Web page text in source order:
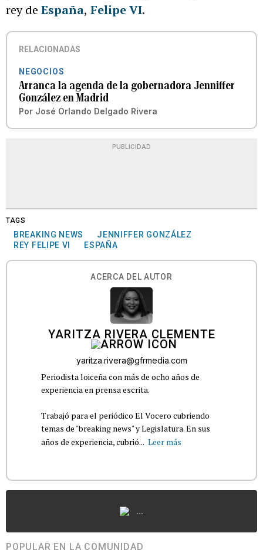
rey de España, Felipe VI.
RELACIONADAS
NEGOCIOS
Arranca la agenda de la gobernadora Jenniffer
González en Madrid
Por José Orlando Delgado Rivera
PUBLICIDAD
TAGS
BREAKING NEWS
JENNIFFER GONZÁLEZ
REY FELIPE VI
ESPAÑA
ACERCA DEL AUTOR
YARITZA RIVERA CLEMENTE
yaritza.rivera@gfrmedia.com
Periodista loiceña con más de ocho años de
experiencia en prensa escrita.
Trabajó para el periódico El Vocero cubriendo
temas de "breaking news" y Legislatura. En sus
años de experiencia, cubrió... Leer más
...
POPULAR EN LA COMUNIDAD